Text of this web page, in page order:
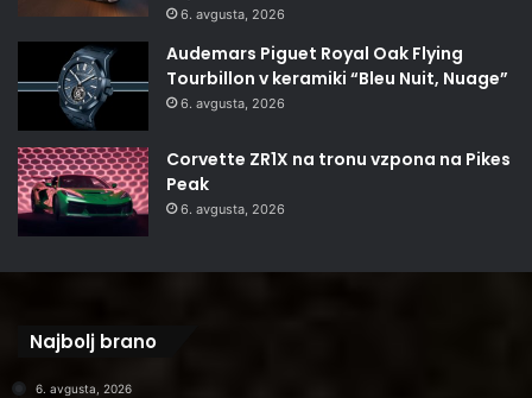
6. avgusta, 2026
Audemars Piguet Royal Oak Flying
Tourbillon v keramiki “Bleu Nuit, Nuage”
6. avgusta, 2026
Corvette ZR1X na tronu vzpona na Pikes
Peak
6. avgusta, 2026
Najbolj brano
6. avgusta, 2026